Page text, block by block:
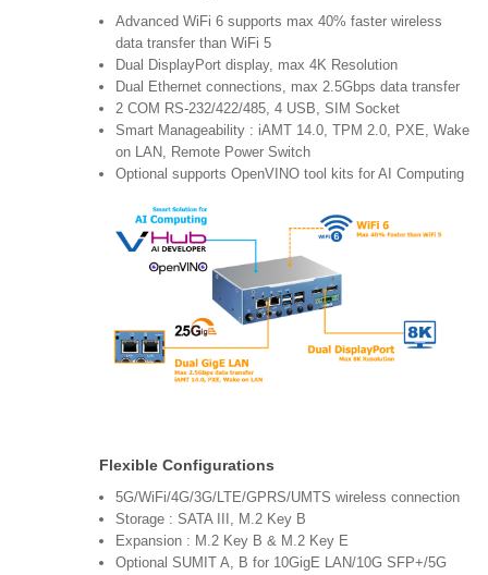
Advanced WiFi 6 supports max 40% faster wireless
data transfer than WiFi 5
Dual DisplayPort display, max 4K Resolution
Dual Ethernet connections, max 2.5Gbps data transfer
2 COM RS-232/422/485, 4 USB, SIM Socket
Smart Manageability : iAMT 14.0, TPM 2.0, PXE, Wake
on LAN, Remote Power Switch
Optional supports OpenVINO tool kits for AI Computing
Flexible Configurations
5G/WiFi/4G/3G/LTE/GPRS/UMTS wireless connection
Storage : SATA III, M.2 Key B
Expansion : M.2 Key B & M.2 Key E
Optional SUMIT A, B for 10GigE LAN/10G SFP+/5G